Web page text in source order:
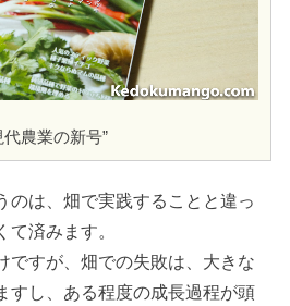
代農業の新号”
のは、畑で実践することと違っ
済みます。
ですが、畑での失敗は、大きな
すし、ある程度の成長過程が頭